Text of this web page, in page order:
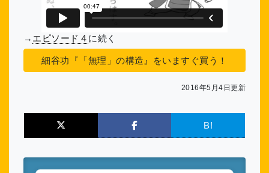
→ エピソード４ に続く
細谷功『「無理」の構造』をいますぐ買う！
2016年5月4日更新
B!